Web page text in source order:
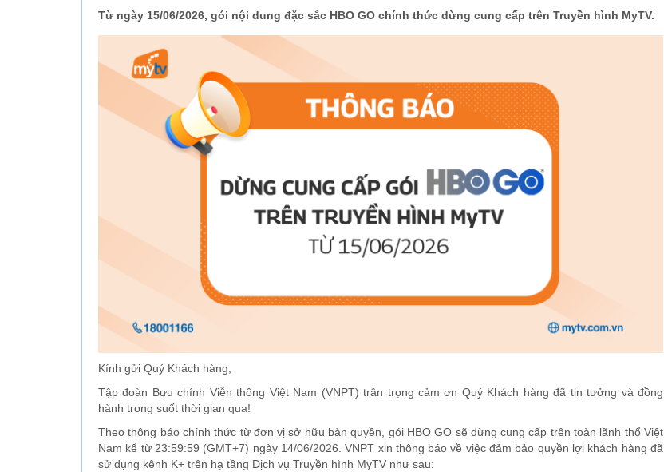
Từ ngày 15/06/2026, gói nội dung đặc sắc HBO GO chính thức dừng cung cấp trên Truyền hình MyTV.
Kính gửi Quý Khách hàng,
Tập đoàn Bưu chính Viễn thông Việt Nam (VNPT) trân trọng cảm ơn Quý Khách hàng đã tin tưởng và đồng
hành trong suốt thời gian qua!
Theo thông báo chính thức từ đơn vị sở hữu bản quyền, gói HBO GO sẽ dừng cung cấp trên toàn lãnh thổ Việt
Nam kể từ 23:59:59 (GMT+7) ngày 14/06/2026. VNPT xin thông báo về việc đảm bảo quyền lợi khách hàng đã
sử dụng kênh K+ trên hạ tầng Dịch vụ Truyền hình MyTV như sau: